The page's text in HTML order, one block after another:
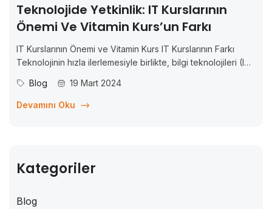
Teknolojide Yetkinlik: IT Kurslarının
Önemi Ve Vitamin Kurs’un Farkı
IT Kurslarının Önemi ve Vitamin Kurs IT Kurslarının Farkı
Teknolojinin hızla ilerlemesiyle birlikte, bilgi teknolojileri (IT)
artmaktadır. Bu gereksinimler doğrultusunda, IT kurslarının
önemi giderek daha fazla önem kazanmaktadır. Ancak, bu
Blog 19 Mart 2024
Devamını Oku
Kategoriler
Blog